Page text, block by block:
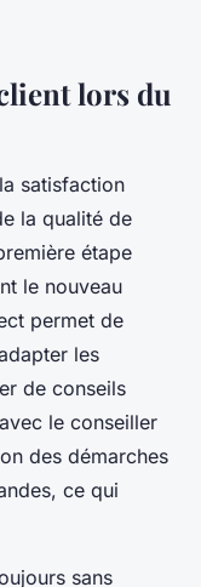
lors du
satisfaction
la qualité de
étape
le nouveau
permet de
les
de conseils
le conseiller
des démarches
ce qui
sans